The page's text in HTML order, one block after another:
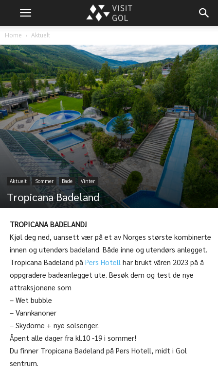
Home Aktuelt
Aktuelt Sommer Bade Vinter
Tropicana Badeland
TROPICANA BADELAND!
Kjøl deg ned, uansett vær på et av Norges største kombinerte
innen og utendørs badeland. Både inne og utendørs anlegget.
Tropicana Badeland på Pers Hotell har brukt våren 2023 på å
oppgradere badeanlegget ute. Besøk dem og test de nye
attraksjonene som
– Wet bubble
– Vannkanoner
– Skydome + nye solsenger.
Åpent alle dager fra kl.10 -19 i sommer!
Du finner Tropicana Badeland på Pers Hotell, midt i Gol
sentrum.